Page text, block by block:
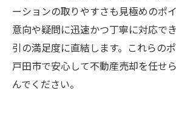
ーションの取りやすさも見極めのポ
意向や疑問に迅速かつ丁寧に対応で
引の満足度に直結します。これらの
戸田市で安心して不動産売却を任せ
んでください。